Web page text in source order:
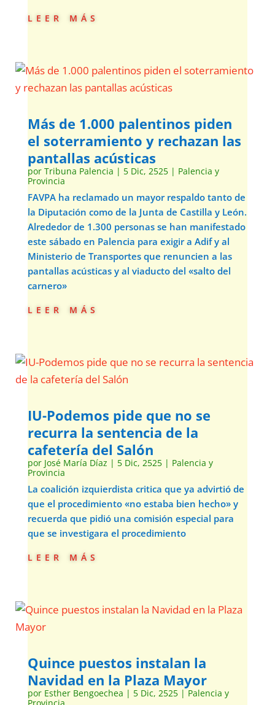
leer más
Más de 1.000 palentinos piden
el soterramiento y rechazan las
pantallas acústicas
por Tribuna Palencia | 5 Dic, 2525| Palencia y
Provincia
FAVPA ha reclamado un mayor respaldo tanto de
la Diputación como de la Junta de Castilla y León.
Alrededor de 1.300 personas se han manifestado
este sábado en Palencia para exigir a Adif y al
Ministerio de Transportes que renuncien a las
pantallas acústicas y al viaducto del «salto del
carnero»
leer más
IU-Podemos pide que no se
recurra la sentencia de la
cafetería del Salón
por José María Díaz | 5 Dic, 2525| Palencia y
Provincia
La coalición izquierdista critica que ya advirtió de
que el procedimiento «no estaba bien hecho» y
recuerda que pidió una comisión especial para
que se investigara el procedimiento
leer más
Quince puestos instalan la
Navidad en la Plaza Mayor
por Esther Bengoechea | 5 Dic, 2525| Palencia y